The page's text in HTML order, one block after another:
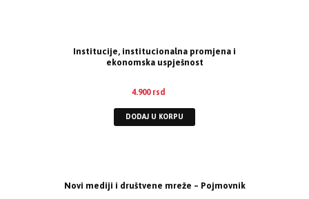
Institucije, institucionalna promjena i
ekonomska uspješnost
4.900 rsd
DODAJ U KORPU
Novi mediji i društvene mreže – Pojmovnik